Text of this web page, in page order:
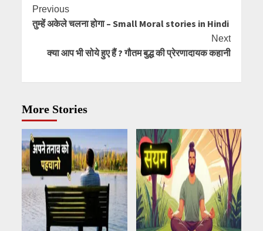
Continue
Reading
Previous
तुम्हें अकेले चलना होगा – Small Moral stories in Hindi
Next
क्या आप भी सोये हुए हैं ? गौतम बुद्ध की प्रेरणादायक कहानी
More Stories